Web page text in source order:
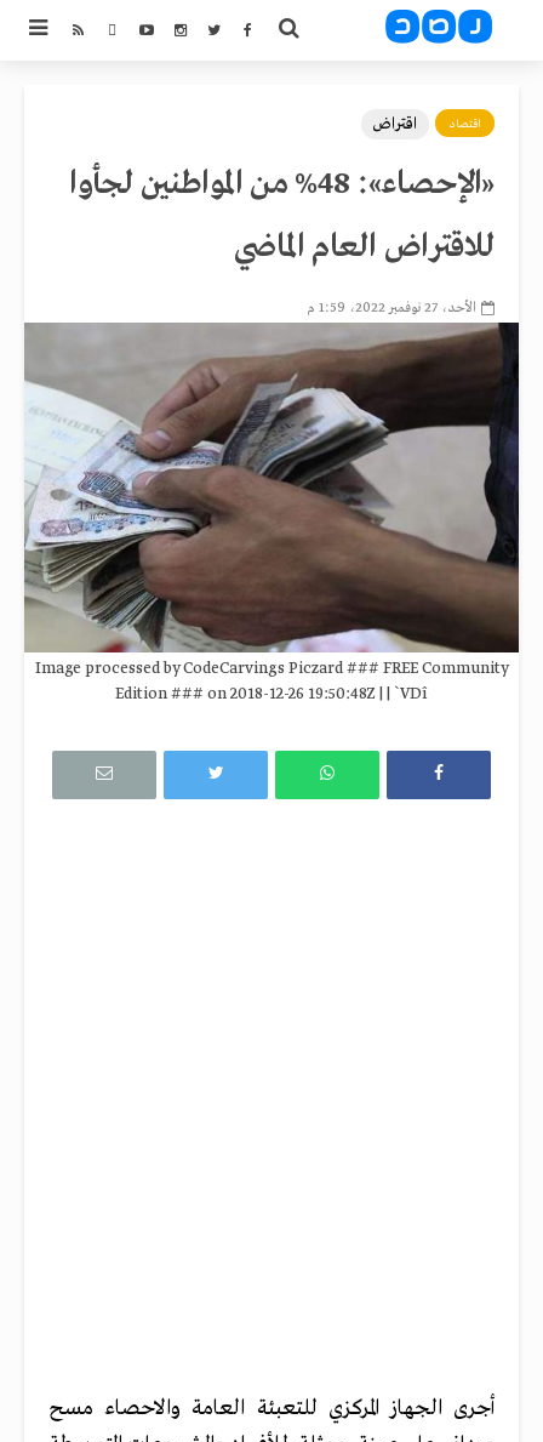
اقتصاد اقتراض
«الإحصاء»: 48% من المواطنين لجأوا
للاقتراض العام الماضي
الأحد، 27 نوفمبر 2022، 1:59 م
Image processed by CodeCarvings Piczard ### FREE Community
Edition ### on 2018-12-26 19:50:48Z | | `VDî
أجرى الجهاز المركزي للتعبئة العامة والاحصاء مسح